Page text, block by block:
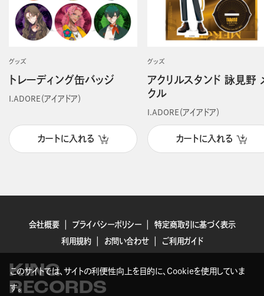
グッズ
トレーディング缶バッジ
I.ADORE（アイアドア）
カートに入れる
グッズ
アクリルスタンド 詠見野
クル
I.ADORE（アイアドア）
カートに入れる
会社概要 プライバシーポリシー
特定商取引に基づく表示
利用規約
お問い合わせ ご利用ガイド
KING
RECORDS
このサイトでは、サイトの利便性向上を目的に、Cookieを使用していま
す。